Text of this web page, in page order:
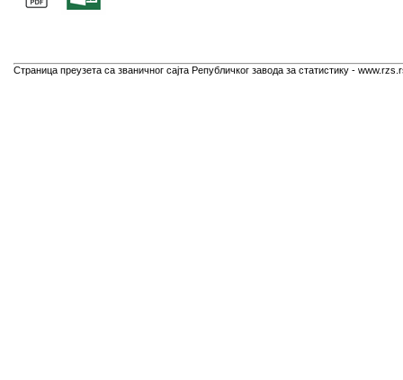
Страница преузета са званичног сајта Републичког завода за статистику -